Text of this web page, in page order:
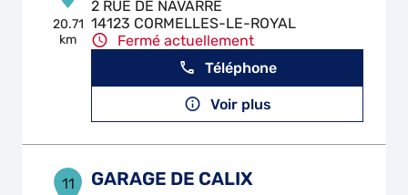
20.71
km
2 RUE DE NAVARRE
14123 CORMELLES-LE-ROYAL
Fermé actuellement
Téléphone
Voir plus
11 GARAGE DE CALIX